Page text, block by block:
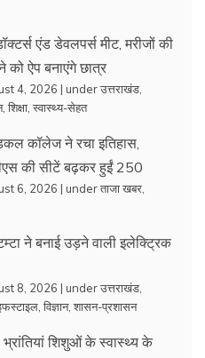
एंड डेवलपर्स मीट, मरीजों की
को ऐप बनाएंगे छात्र
4, 2026 | underउत्तराखंड
, शिक्षा स्वास्थ्य-सेहत
कॉलेज ने रचा इतिहास,
की सीटें बढ़कर हुईं 250
6, 2026 | underताजा खबर
ने बनाई उड़ने वाली इलेक्ट्रिक
8, 2026 | underउत्तराखंड
विज्ञान, शासन-प्रशासन
शिशुओं के स्वास्थ्य के